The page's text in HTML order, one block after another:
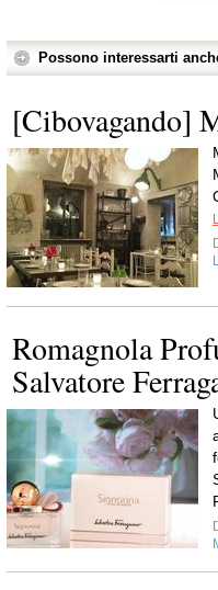
Possono interessarti
[Cibovagando]
Romagnola
Salvatore